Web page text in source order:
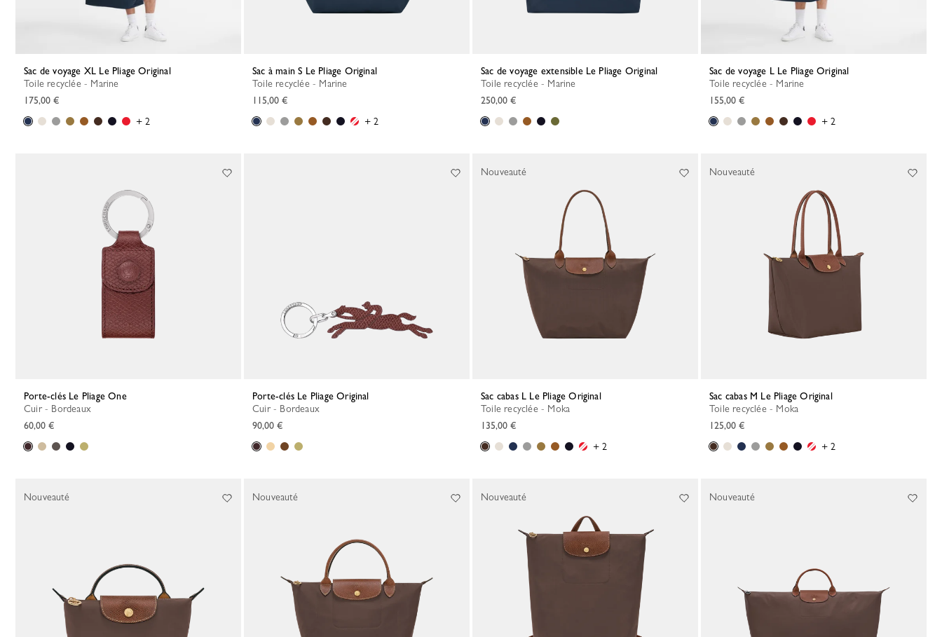
Sac de voyage XL Le Pliage Original
Toile recyclée - Marine
175,00 €
+ 2
Sac à main S Le Pliage Original
Toile recyclée - Marine
115,00 €
+ 2
Sac de voyage extensible Le Pliage Original
Toile recyclée - Marine
250,00 €
Sac de voyage L Le Pliage Original
Toile recyclée - Marine
155,00 €
+ 2
Porte-clés Le Pliage One
Cuir - Bordeaux
60,00 €
Porte-clés Le Pliage Original
Cuir - Bordeaux
90,00 €
Sac cabas L Le Pliage Original
Toile recyclée - Moka
135,00 €
+ 2
Nouveauté
Sac cabas M Le Pliage Original
Toile recyclée - Moka
125,00 €
+ 2
Nouveauté
Nouveauté Nouveauté Nouveauté Nouveauté